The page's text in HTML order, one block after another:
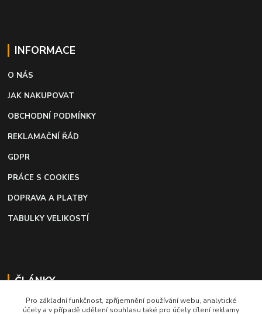
INFORMACE
O NÁS
JAK NAKUPOVAT
OBCHODNÍ PODMÍNKY
REKLAMAČNÍ ŘÁD
GDPR
PRÁCE S COOKIES
DOPRAVA A PLATBY
TABULKY VELIKOSTÍ
ČLÁNKY
Profi lepidlo na boty a kůži
Pro základní funkčnost, zpříjemnění používání webu, analytické
účely a v případě udělení souhlasu také pro účely cílení reklamy